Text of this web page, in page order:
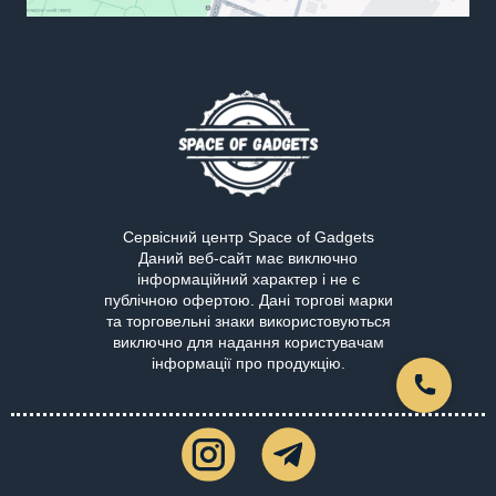
Сервісний центр Space of Gadgets
Даний веб-сайт має виключно
інформаційний характер і не є
публічною офертою. Дані торгові марки
та торговельні знаки використовуються
виключно для надання користувачам
інформації про продукцію.